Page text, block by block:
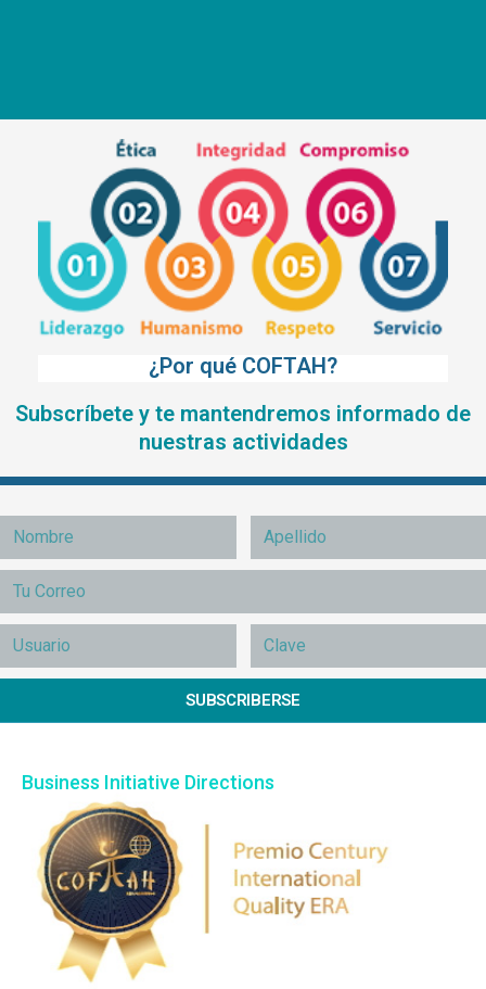
¿Por qué COFTAH?
Subscríbete y te mantendremos informado de
nuestras actividades
SUBSCRIBERSE
Business Initiative Directions